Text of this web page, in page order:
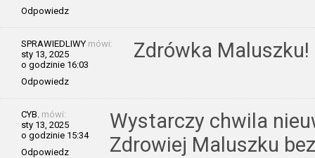
Odpowiedz
SPRAWIEDLIWY mówi:
sty 13, 2025
o godzinie 16:03
Odpowiedz
Zdrówka Maluszku!
CYB. mówi:
sty 13, 2025
o godzinie 15:34
Odpowiedz
Wystarczy chwila
Zdrowiej Maluszku